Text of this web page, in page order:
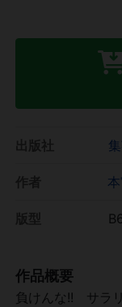
作品概要
負けんな!! サラ